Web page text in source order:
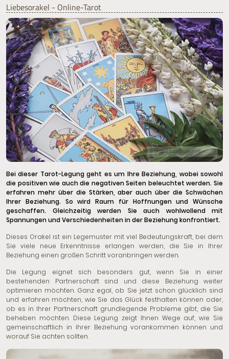
Liebesorakel - Online-Tarot
© Oksana Zueva | Dreamstime.com
Bei dieser Tarot-Legung geht es um Ihre Beziehung, wobei sowohl
die positiven wie auch die negativen Seiten beleuchtet werden. Sie
erfahren mehr über die Stärken, aber auch über die Schwächen
Ihrer Beziehung. So wird Raum für Hoffnungen und Wünsche
geschaffen. Gleichzeitig werden Sie auch wohlwollend mit
Spannungen und Verschiedenheiten in der Beziehung konfrontiert.
Dieses Orakel ist ein Legemuster mit viel Bedeutungskraft, bei dem
Sie viele neue Erkenntnisse erlangen werden, die Sie in Ihrer
Beziehung einen großen Schritt voranbringen werden.
Die Legung eignet sich besonders gut, wenn Sie in einer
bestehenden Partnerschaft sind und diese Beziehung weiter
optimieren möchten. Ganz egal, ob Sie jetzt schon glücklich sind
und erfahren möchten, wie Sie das Glück festhalten können oder,
ob es in Ihrer Partnerschaft grundlegende Probleme gibt, die Sie
beheben möchten. Diese Legung zeigt Ihnen Wege auf, wie Sie
gemeinschaftlich in Ihrer Beziehung vorankommen können und
worauf Sie achten sollten.